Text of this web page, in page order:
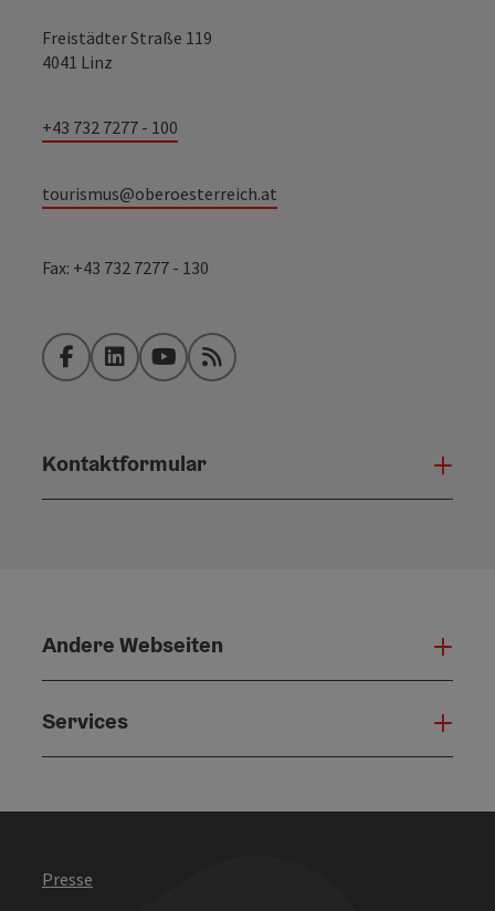
Freistädter Straße 119
4041 Linz
+43 732 7277 - 100
tourismus@oberoesterreich.at
Fax: +43 732 7277 - 130
FacebookLinkedInYouTubeRSS-Feed
Kontaktformular
Andere Webseiten
Services
Presse